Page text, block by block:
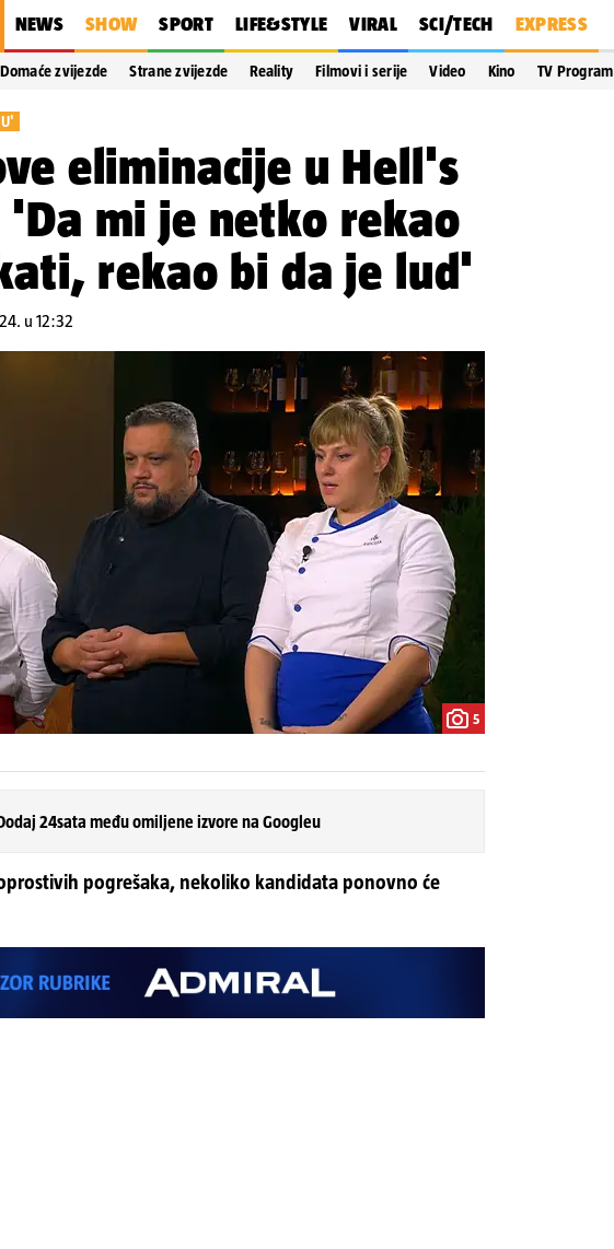
NEWS SHOW SPORT LIFE&STYLE VIRAL SCI/TECH EXPRESS
Domaće zvijezde Strane zvijezde Reality Filmovi i serije Video Kino TV Program
eliminacije u Hell's
'Da mi je netko rekao
rekao bi da je lud'
u 12:32
5
24sata među omiljene izvore na Googleu
pogrešaka, nekoliko kandidata ponovno će